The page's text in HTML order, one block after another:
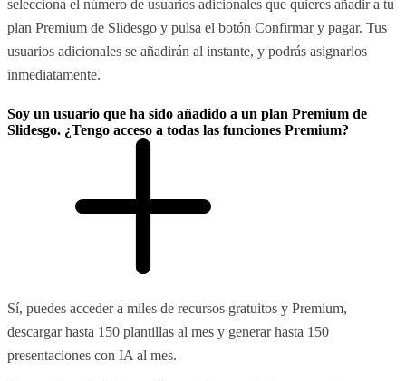
selecciona el número de usuarios adicionales que quieres añadir a tu
plan Premium de Slidesgo y pulsa el botón Confirmar y pagar. Tus
usuarios adicionales se añadirán al instante, y podrás asignarlos
inmediatamente.
Soy un usuario que ha sido añadido a un plan Premium de
Slidesgo. ¿Tengo acceso a todas las funciones Premium?
Sí, puedes acceder a miles de recursos gratuitos y Premium,
descargar hasta 150 plantillas al mes y generar hasta 150
presentaciones con IA al mes.